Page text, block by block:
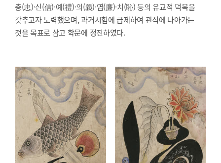
충(忠)·신(信)·예(禮)·의(義)·염(廉)·치(恥) 등의 유교적 덕목을
갖추고자 노력했으며, 과거시험에 급제하여 관직에 나아가는
것을 목표로 삼고 학문에 정진하였다.